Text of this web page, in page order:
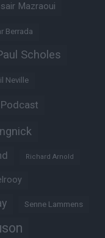
Mazraoui
Berrada
Scholes
Neville
Podcast
Richard Arnold
Senne Lammens